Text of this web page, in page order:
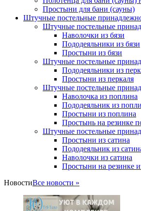
Простыни для бани (сауны)
Штучные постельные
Штучные постельные
Наволочки из бязи
Пододеяльники из бязи
Простыни из бязи
Штучные постельные
Пододеяльники из
Простыни из перкаля
Штучные постельные
Наволочка из поплина
Пододеяльник из
Простыни из поплина
Простынь на резинке
Штучные постельные
Простыни из сатина
Пододеяльник из
Наволочки из сатина
Простыни на резинке
НовостиВсе новости »